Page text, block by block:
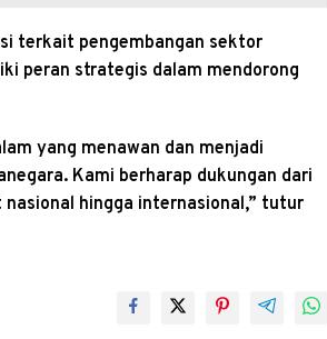
terkait pengembangan sektor
peran strategis dalam mendorong
yang menawan dan menjadi
Kami berharap dukungan dari
hingga internasional,” tutur